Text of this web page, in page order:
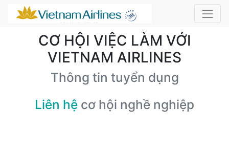
CƠ HỘI VIỆC LÀM VỚI
VIETNAM AIRLINES
Thông tin tuyển dụng
Liên hệ cơ hội nghề nghiệp